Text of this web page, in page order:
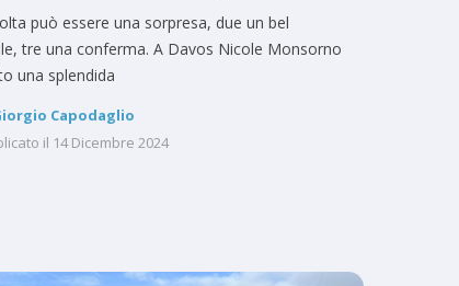
può essere una sorpresa, due un bel
tre una conferma. A Davos Nicole Monsorno
una splendida
Capodaglio
il 14 Dicembre 2024